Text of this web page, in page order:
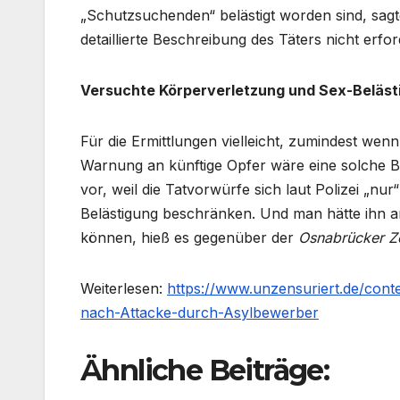
„Schutzsuchenden“ belästigt worden sind,
detaillierte Beschreibung des Täters nicht
Versuchte Körperverletzung und Sex-
Für die Ermittlungen vielleicht, zumindest
Warnung an künftige Opfer wäre eine solche
vor, weil die Tatvorwürfe sich laut Polizei
Belästigung beschränken. Und man hätte ihn
können, hieß es gegenüber der Osnabrücker
Weiterlesen: https://www.unzensuriert.de/
nach-Attacke-durch-Asylbewerber
Ähnliche Beiträge: